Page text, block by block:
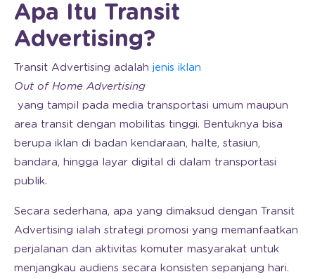
Apa Itu Transit
Advertising?
Transit Advertising adalah jenis iklan
Out of Home Advertising
yang tampil pada media transportasi umum maupun
area transit dengan mobilitas tinggi. Bentuknya bisa
berupa iklan di badan kendaraan, halte, stasiun,
bandara, hingga layar digital di dalam transportasi
publik.
Secara sederhana, apa yang dimaksud dengan Transit
Advertising ialah strategi promosi yang memanfaatkan
perjalanan dan aktivitas komuter masyarakat untuk
menjangkau audiens secara konsisten sepanjang hari.